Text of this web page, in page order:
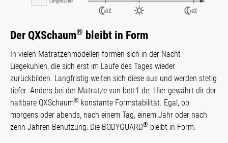
Der QXSchaum® bleibt in Form
In vielen Matratzenmodellen formen sich in der Nacht
Liegekuhlen, die sich erst im Laufe des Tages wieder
zurückbilden. Langfristig weiten sich diese aus und werden stetig
tiefer. Anders bei der Matratze von bett1.de. Hier gewährt dir der
haltbare QXSchaum® konstante Form­stabi­lität. Egal, ob
morgens oder abends, nach einem Tag, einem Jahr oder nach
zehn Jahren Benutzung: Die BODYGUARD® bleibt in Form.